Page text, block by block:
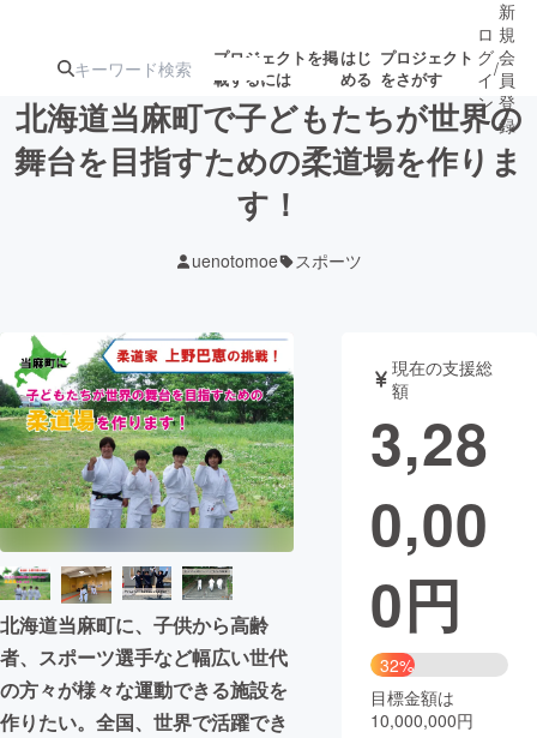
プロジェクトを掲
載するには
はじ
める
プロジェクト
をさがす
注目の新着プロ
テクノロジー・ガジェット
映像・映画 書籍・雑誌
ビジネス・起業 チャレンジ
まちづくり・地域活性化
CAMPFIRE for Social Good
CAMPFIRE Creation
CAMPFIREふるさと納税machi-ya コミュニティ
ロ
グ
イ
ン
/
新
規
会
員
登
録
北海道当麻町で子どもたちが世界の
舞台を目指すための柔道場を作りま
す！
uenotomoe スポーツ
北海道当麻町に、子供から高齢
者、スポーツ選手など幅広い世代
の方々が様々な運動できる施設を
作りたい。全国、世界で活躍でき
現在の支援総
額
3,28
0,00
0円
32%
目標金額は
10,000,000円